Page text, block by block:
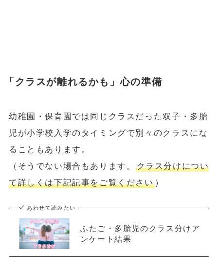
「クラスが離れるかも」心の準備
幼稚園・保育園では同じクラスだった双子・多胎
児が小学校入学のタイミングで別々のクラスにな
ることもあります。
（そうでない場合もあります。
クラス分けについ
て詳しくは下記記事をご覧ください）
あわせて読みたい
ふたご・多胎児のクラス分けア
ンケート結果